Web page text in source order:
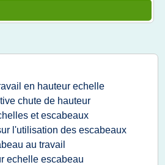
en hauteur echelle
chute de hauteur
et escabeaux
l'utilisation des escabeaux
au travail
echelle escabeau